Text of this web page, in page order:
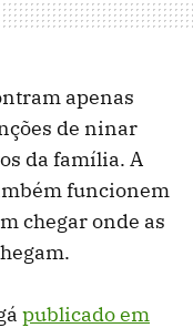
apenas
de ninar
da família. A
funcionem
chegar onde as
publicado em